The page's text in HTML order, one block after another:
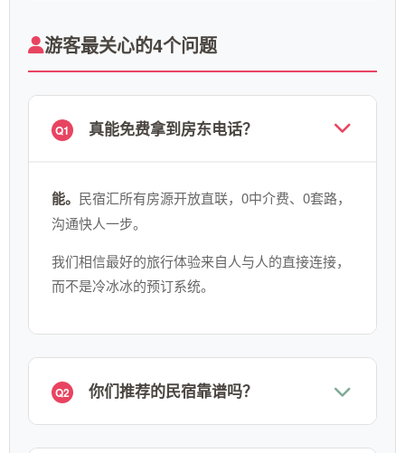
游客最关心的4个问题
Q1 真能免费拿到房东电话？
能。 民宿汇所有房源开放直联，0中介费、0套路，
沟通快人一步。
我们相信最好的旅行体验来自人与人的直接连接，
而不是冷冰冰的预订系统。
Q2 你们推荐的民宿靠谱吗？